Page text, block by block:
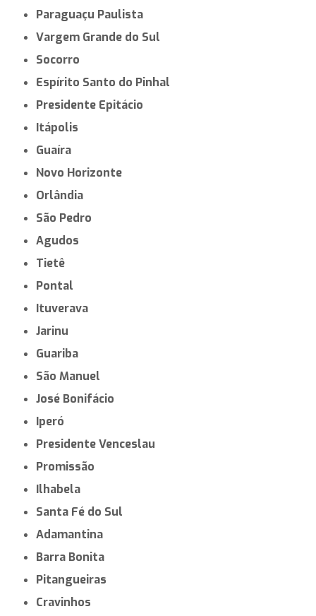
Paraguaçu Paulista
Vargem Grande do Sul
Socorro
Espírito Santo do Pinhal
Presidente Epitácio
Itápolis
Guaíra
Novo Horizonte
Orlândia
São Pedro
Agudos
Tietê
Pontal
Ituverava
Jarinu
Guariba
São Manuel
José Bonifácio
Iperó
Presidente Venceslau
Promissão
Ilhabela
Santa Fé do Sul
Adamantina
Barra Bonita
Pitangueiras
Cravinhos